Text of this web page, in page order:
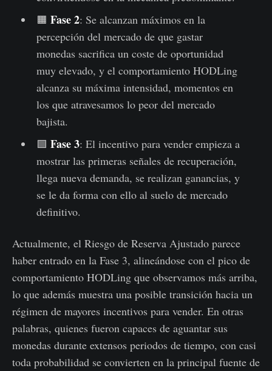
🟧 Fase 2: Se alcanzan máximos en la
percepción del mercado de que gastar
monedas sacrifica un coste de oportunidad
muy elevado, y el comportamiento HODLing
alcanza su máxima intensidad, momentos en
los que atravesamos lo peor del mercado
bajista.
🟩 Fase 3: El incentivo para vender empieza a
mostrar las primeras señales de recuperación,
llega nueva demanda, se realizan ganancias, y
se le da forma con ello al suelo de mercado
definitivo.
Actualmente, el Riesgo de Reserva Ajustado parece
haber entrado en la Fase 3, alineándose con el pico de
comportamiento HODLing que observamos más arriba,
lo que además muestra una posible transición hacia un
régimen de mayores incentivos para vender. En otras
palabras, quienes fueron capaces de aguantar sus
monedas durante extensos periodos de tiempo, con casi
toda probabilidad se convierten en la principal fuente de